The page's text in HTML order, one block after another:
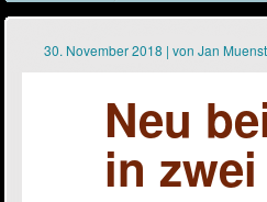
30. November 2018 | von Jan
Neu
in